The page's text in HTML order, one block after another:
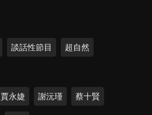
談話性節目 超自然
賈永婕 謝沅瑾 蔡十賢